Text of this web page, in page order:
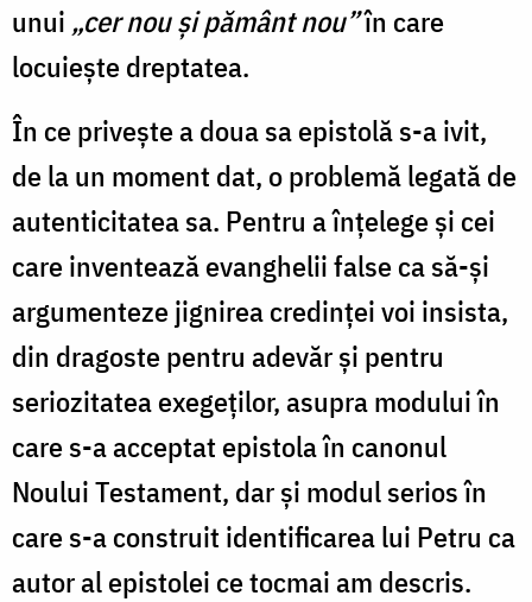
unui „cer nou și pământ nou”în care
locuiește dreptatea.
În ce privește a doua sa epistolă s-a ivit,
de la un moment dat, o problemă legată de
autenticitatea sa. Pentru a înțelege și cei
care inventează evanghelii false ca să-și
argumenteze jignirea credinței voi insista,
din dragoste pentru adevăr și pentru
seriozitatea exegeților, asupra modului în
care s-a acceptat epistola în canonul
Noului Testament, dar și modul serios în
care s-a construit identificarea lui Petru ca
autor al epistolei ce tocmai am descris.